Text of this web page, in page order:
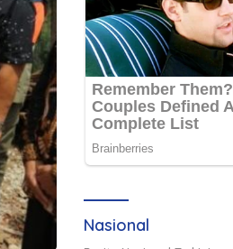
Nasional